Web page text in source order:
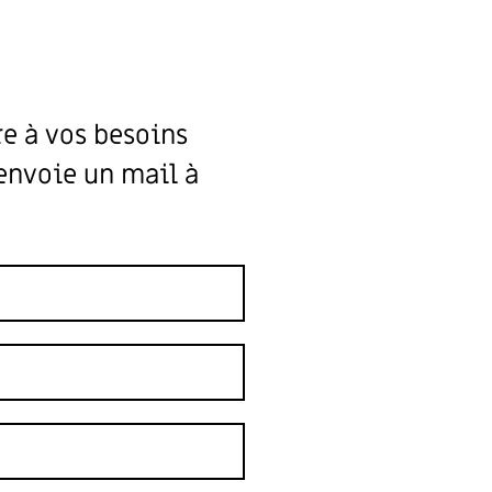
à vos besoins
un mail à